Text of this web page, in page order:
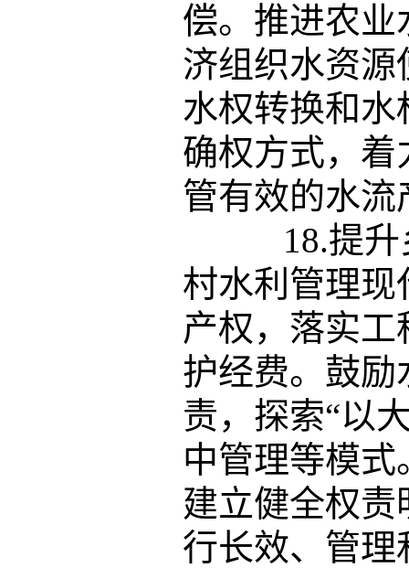
偿。推进农
济组织水资
水权转换和
确权方式，
管有效的水流
18.提升
村水利管理
产权，落实
护经费。鼓
责，探索“以
中管理等模
建立健全权
行长效、管